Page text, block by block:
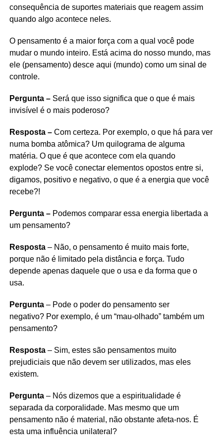
consequência de suportes materiais que reagem assim
quando algo acontece neles.
O pensamento é a maior força com a qual você pode
mudar o mundo inteiro. Está acima do nosso mundo, mas
ele (pensamento) desce aqui (mundo) como um sinal de
controle.
Pergunta –Será que isso significa que o que é mais
invisível é o mais poderoso?
Resposta –Com certeza. Por exemplo, o que há para ver
numa bomba atômica? Um quilograma de alguma
matéria. O que é que acontece com ela quando
explode? Se você conectar elementos opostos entre si,
digamos, positivo e negativo, o que é a energia que você
recebe?!
Pergunta –Podemos comparar essa energia libertada a
um pensamento?
Resposta– Não, o pensamento é muito mais forte,
porque não é limitado pela distância e força. Tudo
depende apenas daquele que o usa e da forma que o
usa.
Pergunta– Pode o poder do pensamento ser
negativo? Por exemplo, é um “mau-olhado” também um
pensamento?
Resposta– Sim, estes são pensamentos muito
prejudiciais que não devem ser utilizados, mas eles
existem.
Pergunta– Nós dizemos que a espiritualidade é
separada da corporalidade. Mas mesmo que um
pensamento não é material, não obstante afeta-nos. É
esta uma influência unilateral?